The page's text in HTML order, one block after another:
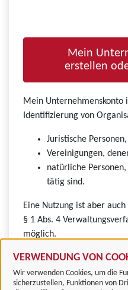
VERWENDUNG VON
Wir verwenden Cookies, um die
sicherzustellen, Funktionen von
Mein
erstellen
Mein Unternehmenskonto
Identifizierung von
Juristische Personen,
Vereinigungen,
natürliche
tätig sind.
Eine Nutzung ist aber
§ 1 Abs. 4
möglich.